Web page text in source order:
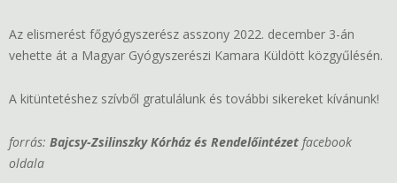
Az elismerést főgyógyszerész asszony 2022. december 3-án
vehette át a Magyar Gyógyszerészi Kamara Küldött közgyűlésén.
A kitüntetéshez szívből gratulálunk és további sikereket kívánunk!
forrás: Bajcsy-Zsilinszky Kórház és Rendelőintézet facebook
oldala